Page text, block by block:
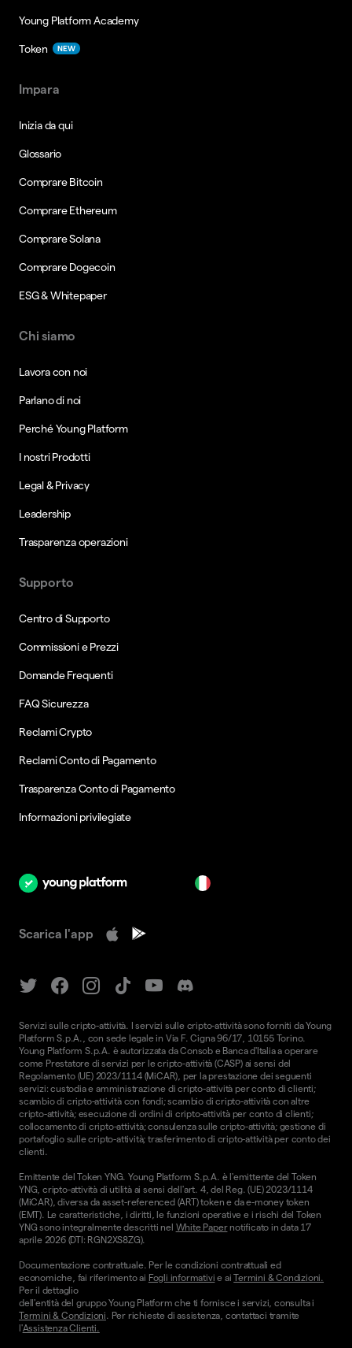
Young Platform Academy
Token NEW
Impara
Inizia da qui
Glossario
Comprare Bitcoin
Comprare Ethereum
Comprare Solana
Comprare Dogecoin
ESG & Whitepaper
Chi siamo
Lavora con noi
Parlano di noi
Perché Young Platform
I nostri Prodotti
Legal & Privacy
Leadership
Trasparenza operazioni
Supporto
Centro di Supporto
Commissioni e Prezzi
Domande Frequenti
FAQ Sicurezza
Reclami Crypto
Reclami Conto di Pagamento
Trasparenza Conto di Pagamento
Informazioni privilegiate
Scarica l'app
Servizi sulle cripto-attività. I servizi sulle cripto-attività sono forniti da Young
Platform S.p.A., con sede legale in Via F. Cigna 96/17, 10155 Torino.
Young Platform S.p.A. è autorizzata da Consob e Banca d'Italia a operare
come Prestatore di servizi per le cripto-attività (CASP) ai sensi del
Regolamento (UE) 2023/1114 (MiCAR), per la prestazione dei seguenti
servizi: custodia e amministrazione di cripto-attività per conto di clienti;
scambio di cripto-attività con fondi; scambio di cripto-attività con altre
cripto-attività; esecuzione di ordini di cripto-attività per conto di clienti;
collocamento di cripto-attività; consulenza sulle cripto-attività; gestione di
portafoglio sulle cripto-attività; trasferimento di cripto-attività per conto dei
clienti.
Emittente del Token YNG. Young Platform S.p.A. è l'emittente del Token
YNG, cripto-attività di utilità ai sensi dell'art. 4, del Reg. (UE) 2023/1114
(MiCAR), diversa da asset-referenced (ART) token e da e-money token
(EMT). Le caratteristiche, i diritti, le funzioni operative e i rischi del Token
YNG sono integralmente descritti nel White Papernotificato in data 17
aprile 2026 (DTI: RGN2XS8ZG).
Documentazione contrattuale. Per le condizioni contrattuali ed
economiche, fai riferimento ai Fogli informativi e aiTermini & Condizioni.
Per il dettaglio
dell'entità del gruppo Young Platform che ti fornisce i servizi, consulta i
Termini & Condizioni. Per richieste di assistenza, contattaci tramite
l'Assistenza Clienti.